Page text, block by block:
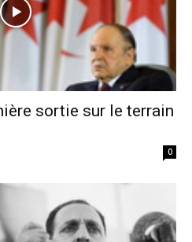
sortie sur le terrain
0